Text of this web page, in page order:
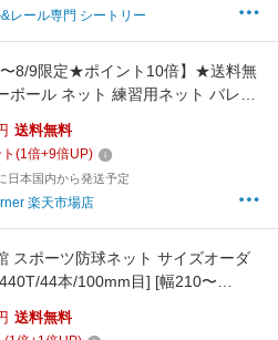
レール専門 シートリー
〜8/9限定★ポイント10倍】★送料無
ール ネット 練習用ネット バレー
練習 ネット 1人 バレーネット 家庭
ト 高さ198〜243cm調節可能 収納
サーブ スパイク 一人練習 部活 屋内
定性 組み立てが簡単
送料無料
(1倍+9倍UP)
日本国内から発送予定
楽天市場店
スポーツ防球ネット サイズオーダ
44本/100mm目] [幅210〜
210〜300cm] 網 ネット網 無結節
ン 間仕切 防球 スポーツ防球 体育館
送料無料